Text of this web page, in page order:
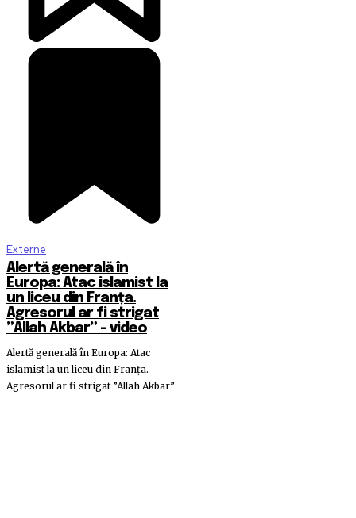
Externe
Alertă generală în
Europa: Atac islamist la
un liceu din Franța.
Agresorul ar fi strigat
”Allah Akbar” – video
Alertă generală în Europa: Atac
islamist la un liceu din Franța.
Agresorul ar fi strigat ”Allah Akbar”